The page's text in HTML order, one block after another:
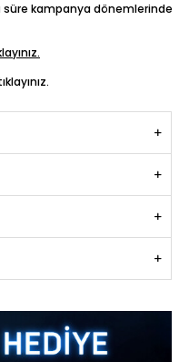
süre kampanya dönemlerinde